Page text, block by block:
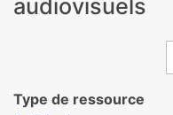
audiovisuels
Type de ressource